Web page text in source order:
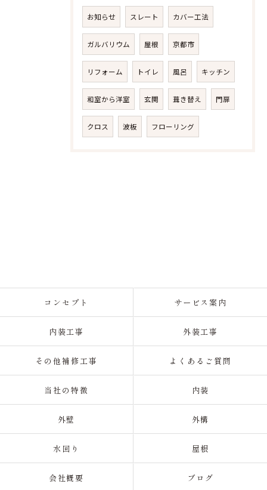
お知らせ スレート カバー工法
ガルバリウム 屋根 京都市
リフォーム トイレ 風呂 キッチン
和室から洋室 玄関 葺き替え 門扉
クロス 波板 フローリング
コンセプト サービス案内
内装工事 外装工事
その他補修工事 よくあるご質問
当社の特徴 内装
外壁 外構
水回り 屋根
会社概要 ブログ